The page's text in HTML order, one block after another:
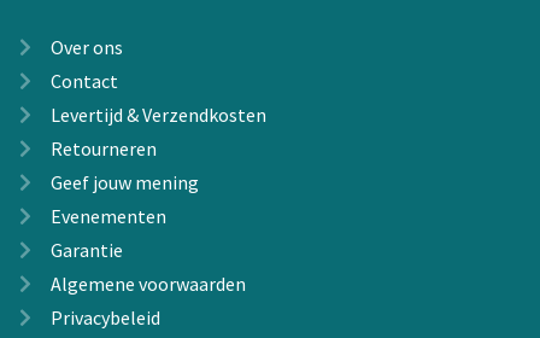
Over ons
Contact
Levertijd & Verzendkosten
Retourneren
Geef jouw mening
Evenementen
Garantie
Algemene voorwaarden
Privacybeleid